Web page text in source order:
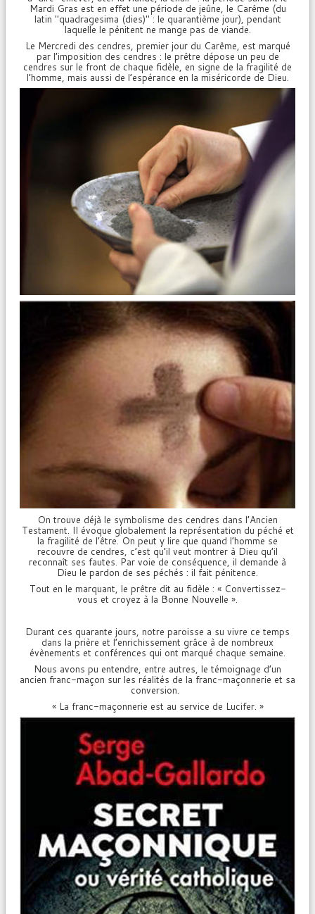
Mardi Gras est en effet une période de jeûne, le Carême (du
latin "quadragesima (dies)" : le quarantième jour), pendant
laquelle le pénitent ne mange pas de viande.
Le Mercredi des cendres, premier jour du Carême, est marqué
par l’imposition des cendres : le prêtre dépose un peu de
cendres sur le front de chaque fidèle, en signe de la fragilité de
l’homme, mais aussi de l’espérance en la miséricorde de Dieu.
On trouve déjà le symbolisme des cendres dans l’Ancien
Testament. Il évoque globalement la représentation du péché et
la fragilité de l’être. On peut y lire que quand l’homme se
recouvre de cendres, c’est qu’il veut montrer à Dieu qu’il
reconnaît ses fautes. Par voie de conséquence, il demande à
Dieu le pardon de ses péchés : il fait pénitence.
Tout en le marquant, le prêtre dit au fidèle : « Convertissez-
vous et croyez à la Bonne Nouvelle ».
Durant ces quarante jours, notre paroisse a su vivre ce temps
dans la prière et l’enrichissement grâce à de nombreux
évènements et conférences qui ont marqué chaque semaine.
Nous avons pu entendre, entre autres, le témoignage d’un
ancien franc-maçon sur les réalités de la franc-maçonnerie et sa
conversion.
« La franc-maçonnerie est au service de Lucifer. »